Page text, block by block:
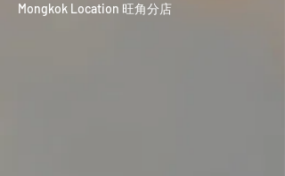
Mongkok Location 旺角分店